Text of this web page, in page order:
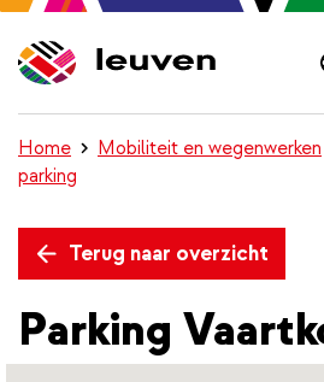
Home Mobiliteit en wegenwerken
parking
Terug naar overzicht
Parking